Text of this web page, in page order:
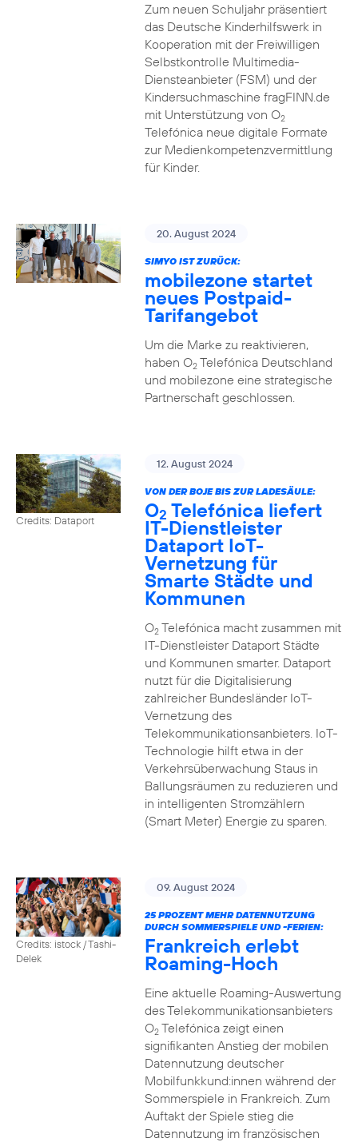
Zum neuen Schuljahr präsentiert
das Deutsche Kinderhilfswerk in
Kooperation mit der Freiwilligen
Selbstkontrolle Multimedia-
Diensteanbieter (FSM) und der
Kindersuchmaschine fragFINN.de
mit Unterstützung von O2
Telefónica neue digitale Formate
zur Medienkompetenzvermittlung
für Kinder.
20. August 2024
SIMYO IST ZURÜCK:
mobilezone startet
neues Postpaid-
Tarifangebot
Um die Marke zu reaktivieren,
haben O2Telefónica Deutschland
und mobilezone eine strategische
Partnerschaft geschlossen.
Credits: Dataport
12. August 2024
VON DER BOJE BIS ZUR LADESÄULE:
O2 Telefónica liefert
IT-Dienstleister
Dataport IoT-
Vernetzung für
Smarte Städte und
Kommunen
O2Telefónica macht zusammen mit
IT-Dienstleister Dataport Städte
und Kommunen smarter. Dataport
nutzt für die Digitalisierung
zahlreicher Bundesländer IoT-
Vernetzung des
Telekommunikationsanbieters. IoT-
Technologie hilft etwa in der
Verkehrsüberwachung Staus in
Ballungsräumen zu reduzieren und
in intelligenten Stromzählern
(Smart Meter) Energie zu sparen.
Credits: istock / Tashi-
Delek
09. August 2024
25 PROZENT MEHR DATENNUTZUNG
DURCH SOMMERSPIELE UND -FERIEN:
Frankreich erlebt
Roaming-Hoch
Eine aktuelle Roaming-Auswertung
des Telekommunikationsanbieters
O2Telefónica zeigt einen
signifikanten Anstieg der mobilen
Datennutzung deutscher
Mobilfunkkund:innen während der
Sommerspiele in Frankreich. Zum
Auftakt der Spiele stieg die
Datennutzung im französischen